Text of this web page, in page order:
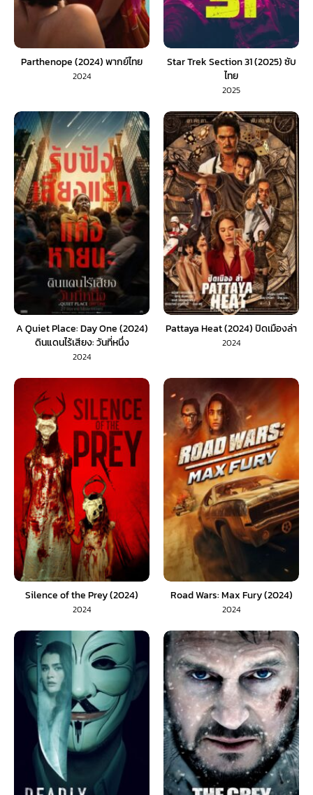
Parthenope (2024) พากย์ไทย
2024
Star Trek Section 31 (2025) ซับ
ไทย
2025
A Quiet Place: Day One (2024)
ดินแดนไร้เสียง: วันที่หนึ่ง
2024
Pattaya Heat (2024) ปิดเมืองล่า
2024
Silence of the Prey (2024)
2024
Road Wars: Max Fury (2024)
2024